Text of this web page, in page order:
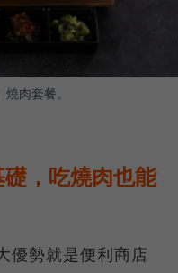
肉套餐。
，吃燒肉也能
優勢就是便利商店